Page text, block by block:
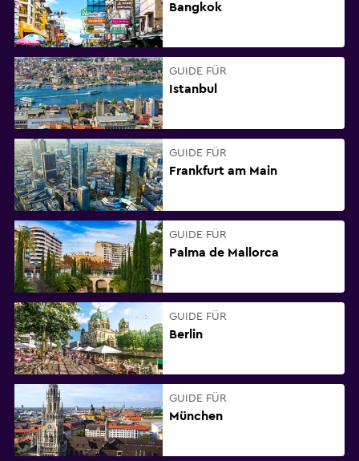
Bangkok
GUIDE FÜR
Istanbul
GUIDE FÜR
Frankfurt am Main
GUIDE FÜR
Palma de Mallorca
GUIDE FÜR
Berlin
GUIDE FÜR
München